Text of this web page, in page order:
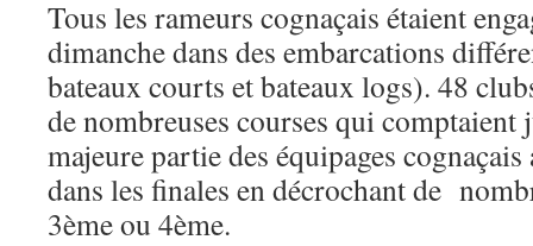
Tous les rameurs cognaçais étaient
dimanche dans des embarcations
bateaux courts et bateaux logs). 48
de nombreuses courses qui comptaient
majeure partie des équipages cognaçais
dans les finales en décrochant de
3ème ou 4ème.